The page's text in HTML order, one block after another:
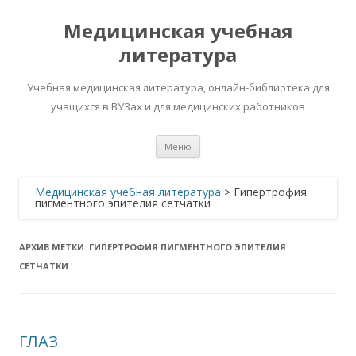
Медицинская учебная
литература
Учебная медицинская литература, онлайн-библиотека для
учащихся в ВУЗах и для медицинских работников
Меню
Медицинская учебная литература > Гипертрофия
пигментного эпителия сетчатки
АРХИВ МЕТКИ: ГИПЕРТРОФИЯ ПИГМЕНТНОГО ЭПИТЕЛИЯ
СЕТЧАТКИ
ГЛАЗ